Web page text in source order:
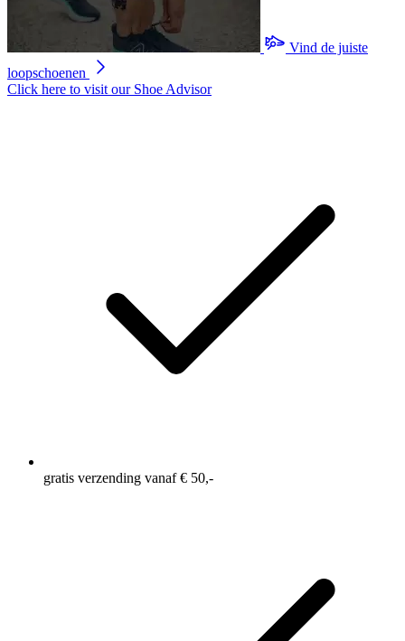
Vind de juiste
loopschoenen
Click here to visit our Shoe Advisor
gratis verzending vanaf € 50,-